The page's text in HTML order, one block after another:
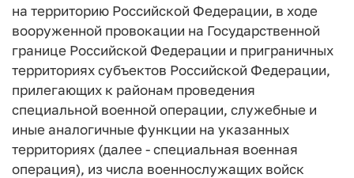
на территорию Российской Федерации, в ходе
вооруженной провокации на Государственной
границе Российской Федерации и приграничных
территориях субъектов Российской Федерации,
прилегающих к районам проведения
специальной военной операции, служебные и
иные аналогичные функции на указанных
территориях (далее - специальная военная
операция), из числа военнослужащих войск